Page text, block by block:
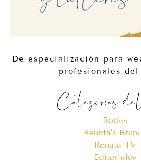
De especialización para
profesionales
Categorías
Bodas
Renata's
Renata TV
Editoriales